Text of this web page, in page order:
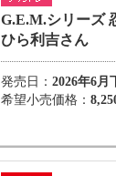
G.E.M.シリーズ
ひら利吉さん
発売日： 2026年6月
希望小売価格：